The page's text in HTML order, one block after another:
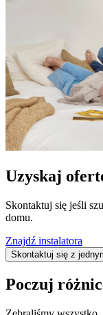
Uzyskaj
Skontaktuj się jeśli
domu.
Znajdź instalatora
Skontaktuj się z
Poczuj